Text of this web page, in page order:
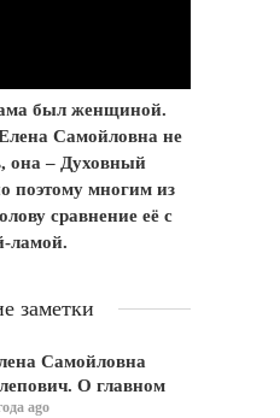
был женщиной.
Самойловна не
она – Духовный
поэтому многим из
сравнение её с
ламой.
заметки
Самойловна
О главном
ago